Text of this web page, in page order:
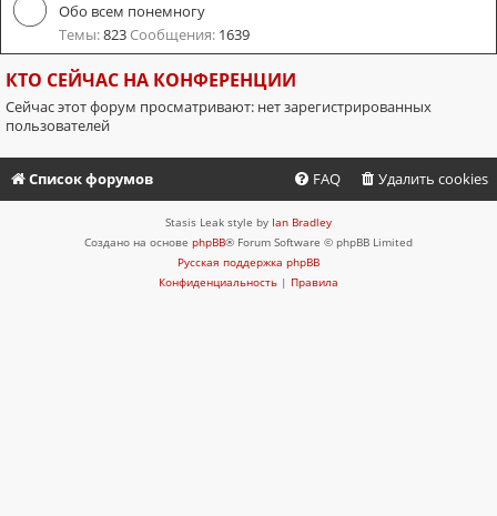
Обо всем понемногу
Темы:823 Сообщения: 1639
КТО СЕЙЧАС НА КОНФЕРЕНЦИИ
Сейчас этот форум просматривают: нет зарегистрированных
пользователей
Список форумов Удалить cookies
FAQ
Stasis Leak style by Ian Bradley
Создано на основе phpBB® Forum Software © phpBB Limited
Русская поддержка phpBB
Конфиденциальность | Правила